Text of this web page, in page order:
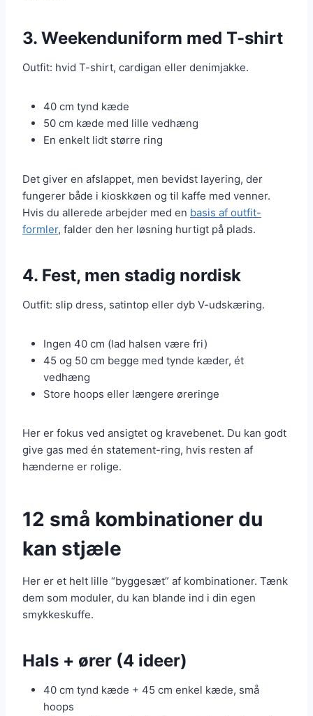
3. Weekenduniform med T-shirt
Outfit: hvid T-shirt, cardigan eller denimjakke.
40 cm tynd kæde
50 cm kæde med lille vedhæng
En enkelt lidt større ring
Det giver en afslappet, men bevidst layering, der
fungerer både i kioskkøen og til kaffe med venner.
Hvis du allerede arbejder med en basis af outfit-
formler, falder den her løsning hurtigt på plads.
4. Fest, men stadig nordisk
Outfit: slip dress, satintop eller dyb V-udskæring.
Ingen 40 cm (lad halsen være fri)
45 og 50 cm begge med tynde kæder, ét
vedhæng
Store hoops eller længere øreringe
Her er fokus ved ansigtet og kravebenet. Du kan godt
give gas med én statement-ring, hvis resten af
hænderne er rolige.
12 små kombinationer du
kan stjæle
Her er et helt lille “byggesæt” af kombinationer. Tænk
dem som moduler, du kan blande ind i din egen
smykkeskuffe.
Hals + ører (4 ideer)
40 cm tynd kæde + 45 cm enkel kæde, små
hoops